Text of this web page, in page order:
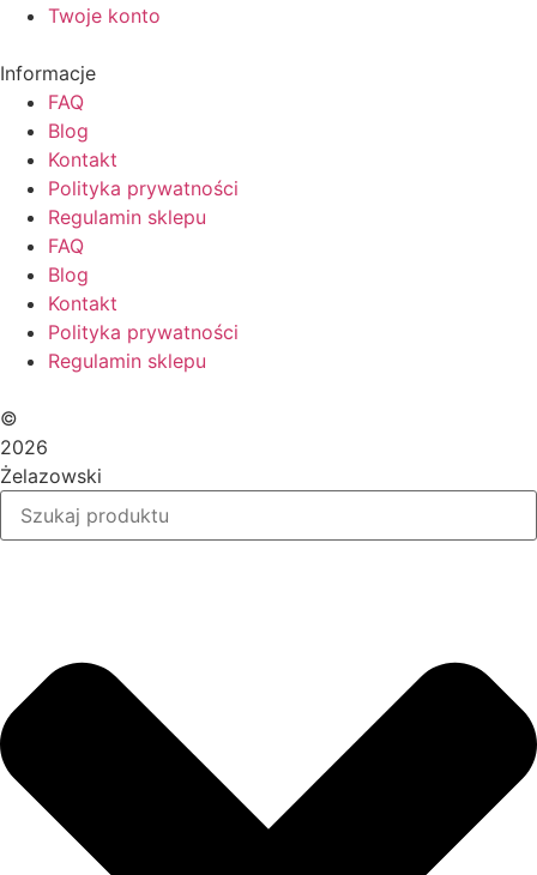
Twoje konto
Informacje
FAQ
Blog
Kontakt
Polityka prywatności
Regulamin sklepu
FAQ
Blog
Kontakt
Polityka prywatności
Regulamin sklepu
©
2026
Żelazowski